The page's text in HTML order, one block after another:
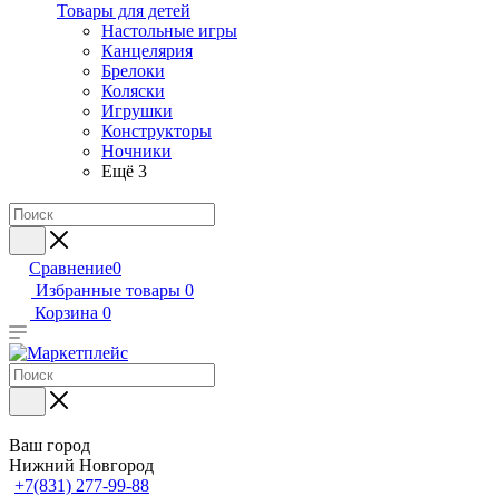
Товары для детей
Настольные игры
Канцелярия
Брелоки
Коляски
Игрушки
Конструкторы
Ночники
Ещё 3
Сравнение0
Избранные товары 0
Корзина 0
Ваш город
Нижний Новгород
+7(831) 277-99-88